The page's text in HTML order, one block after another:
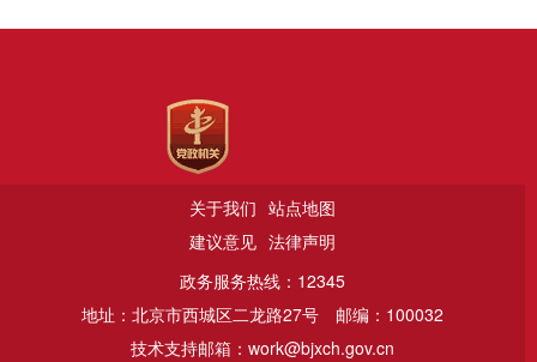
关于我们 站点地图
建议意见 法律声明
政务服务热线：12345
地址：北京市西城区二龙路27号
邮编：100032
技术支持邮箱：work@bjxch.gov.cn